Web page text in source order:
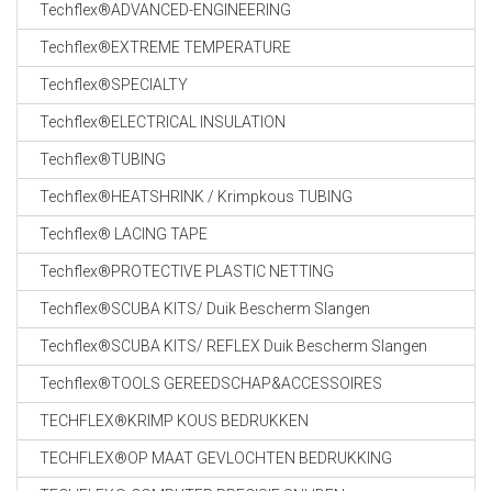
Techflex®ADVANCED-ENGINEERING
Techflex®EXTREME TEMPERATURE
Techflex®SPECIALTY
Techflex®ELECTRICAL INSULATION
Techflex®TUBING
Techflex®HEATSHRINK / Krimpkous TUBING
Techflex® LACING TAPE
Techflex®PROTECTIVE PLASTIC NETTING
Techflex®SCUBA KITS/ Duik Bescherm Slangen
Techflex®SCUBA KITS/ REFLEX Duik Bescherm Slangen
Techflex®TOOLS GEREEDSCHAP&ACCESSOIRES
TECHFLEX®KRIMP KOUS BEDRUKKEN
TECHFLEX®OP MAAT GEVLOCHTEN BEDRUKKING